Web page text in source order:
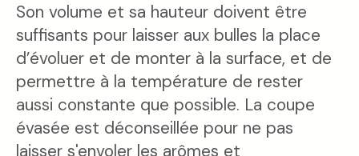
Son volume et sa hauteur doivent être
suffisants pour laisser aux bulles la place
d’évoluer et de monter à la surface, et de
permettre à la température de rester
aussi constante que possible. La coupe
évasée est déconseillée pour ne pas
laisser s'envoler les arômes et